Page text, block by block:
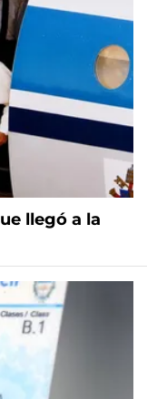
llegó a la